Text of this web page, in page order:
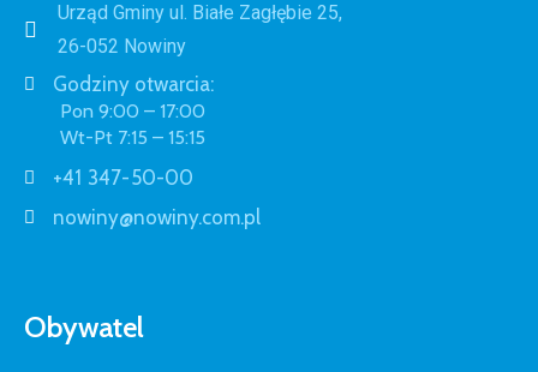
Urząd Gminy ul. Białe Zagłębie 25,
26-052 Nowiny
Godziny otwarcia:
Pon 9:00 – 17:00
Wt-Pt 7:15 – 15:15
+41 347-50-00
nowiny@nowiny.com.pl
Obywatel